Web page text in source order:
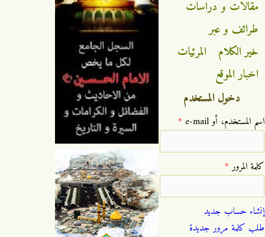
مقالات و دراسات
طرائف و عبر
خير الكلام
المرئيات
اخبار الموقع
دخول المستخدم
‏اسم المستخدم، أو e-mail ‏ *
‏كلمة المرور ‏*
إنشاء حساب جديد
طلب كلمة مرور جديدة